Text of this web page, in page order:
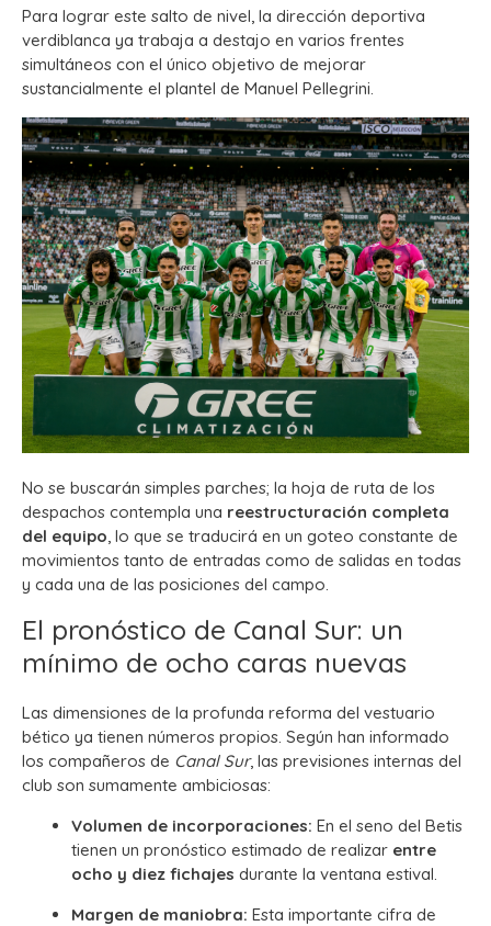
Para lograr este salto de nivel, la dirección deportiva
verdiblanca ya trabaja a destajo en varios frentes
simultáneos con el único objetivo de mejorar
sustancialmente el plantel de Manuel Pellegrini.
No se buscarán simples parches; la hoja de ruta de los
despachos contempla una reestructuración completa
del equipo, lo que se traducirá en un goteo constante de
movimientos tanto de entradas como de salidas en todas
y cada una de las posiciones del campo.
El pronóstico de Canal Sur: un
mínimo de ocho caras nuevas
Las dimensiones de la profunda reforma del vestuario
bético ya tienen números propios. Según han informado
los compañeros de Canal Sur, las previsiones internas del
club son sumamente ambiciosas:
Volumen de incorporaciones: En el seno del Betis
tienen un pronóstico estimado de realizar entre
ocho y diez fichajes durante la ventana estival.
Margen de maniobra: Esta importante cifra de